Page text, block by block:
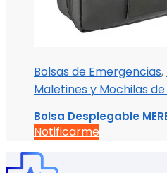
Bolsas de Emergencias,
Maletines y Mochilas
Bolsa Desplegable
Notificarme